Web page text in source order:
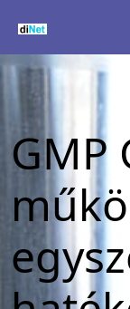
GMP